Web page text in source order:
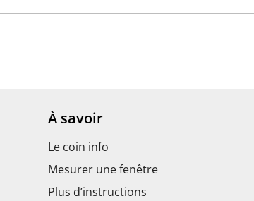
À savoir
Le coin info
Mesurer une fenêtre
Plus d’instructions